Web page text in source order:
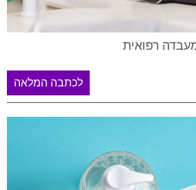
רפואית
לכתבה המלאה